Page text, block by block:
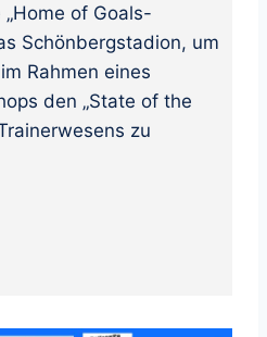
of Goals-
Schönbergstadion, um
Rahmen eines
den „State of the
zu